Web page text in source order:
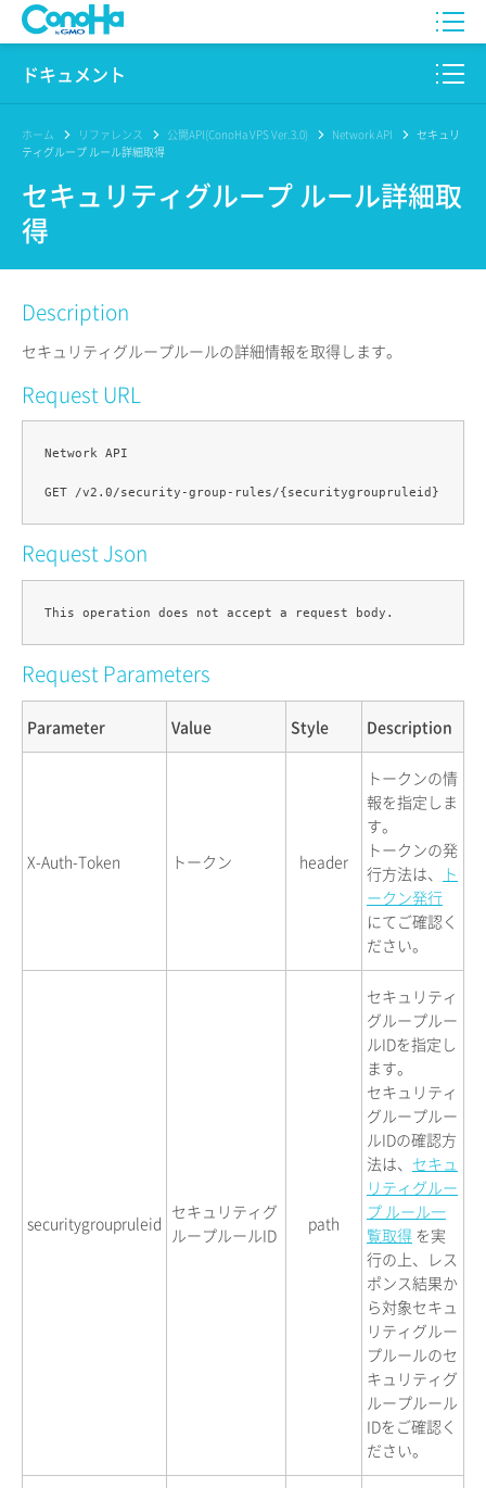
WING
AI Canvas
サービス一覧
サポート
ドキュメント
このサイトについて
プロダクト
リファレンス
ホーム リファレンス 公開API(ConoHa VPS Ver.3.0) Network API
セキュリ
ティグループ ルール詳細取得
セキュリティグループ ルール詳細取
得
Description
セキュリティグループルールの詳細情報を取得します。
Request URL
Network API
Request Json
Request Parameters
Parameter Value Style Description
X-Auth-Token トークン header
トークンの情
報を指定しま
す。
トークンの発
行方法は、
ト
ークン発行
にてご確認く
ださい。
securitygroupruleid
セキュリティグ
ループルールID
path
セキュリティ
グループルー
ルIDを指定し
ます。
セキュリティ
グループルー
ルIDの確認方
法は、 セキュ
リティグルー
プ ルール一
覧取得 を実
行の上、レス
ポンス結果か
ら対象セキュ
リティグルー
プルールのセ
キュリティグ
ループルール
IDをご確認く
ださい。